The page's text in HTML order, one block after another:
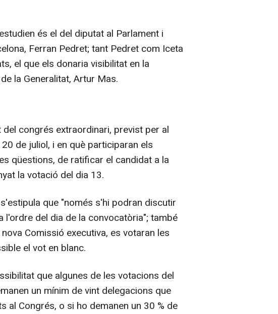
és el del diputat al Parlament i
Ferran Pedret; tant Pedret com Iceta
el que els donaria visibilitat en la
la Generalitat, Artur Mas.
congrés extraordinari, previst per al
de juliol, i en què participaran els
qüestions, de ratificar el candidat a la
la votació del dia 13.
que "només s'hi podran discutir
del dia de la convocatòria"; també
Comissió executiva, es votaran les
el vot en blanc.
que algunes de les votacions del
un mínim de vint delegacions que
al Congrés, o si ho demanen un 30 % de